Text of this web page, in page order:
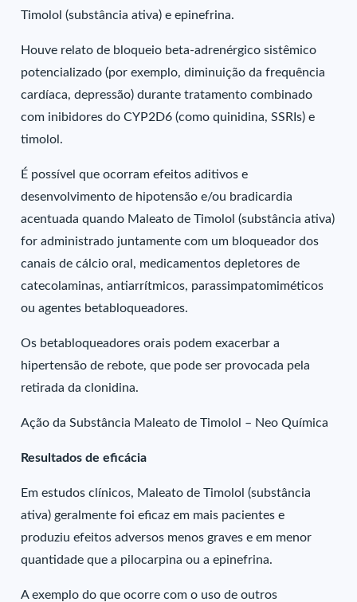
Timolol (substância ativa) e epinefrina.
Houve relato de bloqueio beta-adrenérgico sistêmico
potencializado (por exemplo, diminuição da frequência
cardíaca, depressão) durante tratamento combinado
com inibidores do CYP2D6 (como quinidina, SSRIs) e
timolol.
É possível que ocorram efeitos aditivos e
desenvolvimento de hipotensão e/ou bradicardia
acentuada quando Maleato de Timolol (substância ativa)
for administrado juntamente com um bloqueador dos
canais de cálcio oral, medicamentos depletores de
catecolaminas, antiarrítmicos, parassimpatomiméticos
ou agentes betabloqueadores.
Os betabloqueadores orais podem exacerbar a
hipertensão de rebote, que pode ser provocada pela
retirada da clonidina.
Ação da Substância Maleato de Timolol – Neo Química
Resultados de eficácia
Em estudos clínicos, Maleato de Timolol (substância
ativa) geralmente foi eficaz em mais pacientes e
produziu efeitos adversos menos graves e em menor
quantidade que a pilocarpina ou a epinefrina.
A exemplo do que ocorre com o uso de outros